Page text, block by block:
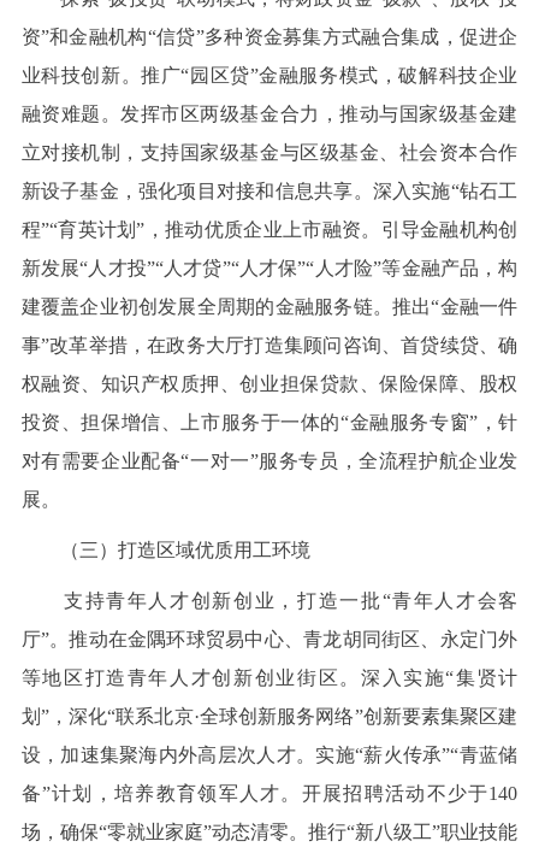
资”和金融机构“信贷”多种资金募集方式融合集成，促进企
业科技创新。推广“园区贷”金融服务模式，破解科技企业
融资难题。发挥市区两级基金合力，推动与国家级基金建
立对接机制，支持国家级基金与区级基金、社会资本合作
新设子基金，强化项目对接和信息共享。深入实施“钻石工
程”“育英计划”，推动优质企业上市融资。引导金融机构创
新发展“人才投”“人才贷”“人才保”“人才险”等金融产品，构
建覆盖企业初创发展全周期的金融服务链。推出“金融一件
事”改革举措，在政务大厅打造集顾问咨询、首贷续贷、确
权融资、知识产权质押、创业担保贷款、保险保障、股权
投资、担保增信、上市服务于一体的“金融服务专窗”，针
对有需要企业配备“一对一”服务专员，全流程护航企业发
展。
（三）打造区域优质用工环境
支持青年人才创新创业，打造一批“青年人才会客
厅”。推动在金隅环球贸易中心、青龙胡同街区、永定门外
等地区打造青年人才创新创业街区。深入实施“集贤计
划”，深化“联系北京·全球创新服务网络”创新要素集聚区建
设，加速集聚海内外高层次人才。实施“薪火传承”“青蓝储
备”计划，培养教育领军人才。开展招聘活动不少于140
场，确保“零就业家庭”动态清零。推行“新八级工”职业技能